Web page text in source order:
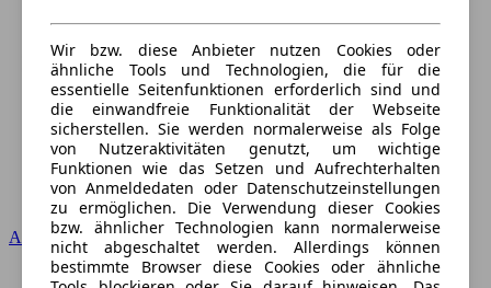
Audi
Wir bzw. diese Anbieter nutzen Cookies oder
ähnliche Tools und Technologien, die für die
essentielle Seitenfunktionen erforderlich sind und
die einwandfreie Funktionalität der Webseite
sicherstellen. Sie werden normalerweise als Folge
von Nutzeraktivitäten genutzt, um wichtige
Funktionen wie das Setzen und Aufrechterhalten
von Anmeldedaten oder Datenschutzeinstellungen
zu ermöglichen. Die Verwendung dieser Cookies
bzw. ähnlicher Technologien kann normalerweise
nicht abgeschaltet werden. Allerdings können
bestimmte Browser diese Cookies oder ähnliche